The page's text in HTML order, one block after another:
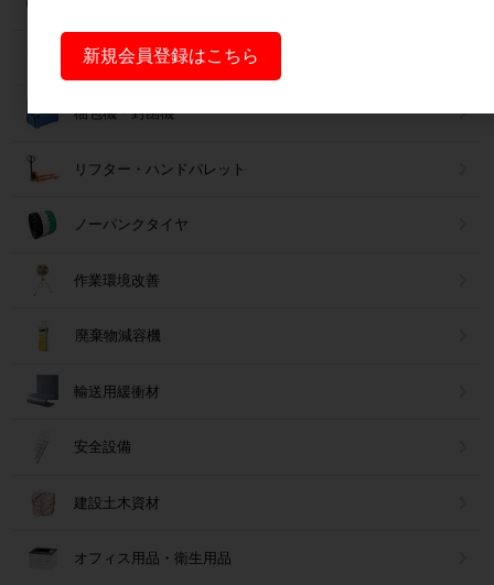
保冷カバー・保冷ボックス
梱包機・封函機
リフター・ハンドパレット
ノーパンクタイヤ
作業環境改善
廃棄物減容機
輸送用緩衝材
安全設備
建設土木資材
オフィス用品・衛生用品
新規会員登録はこちら